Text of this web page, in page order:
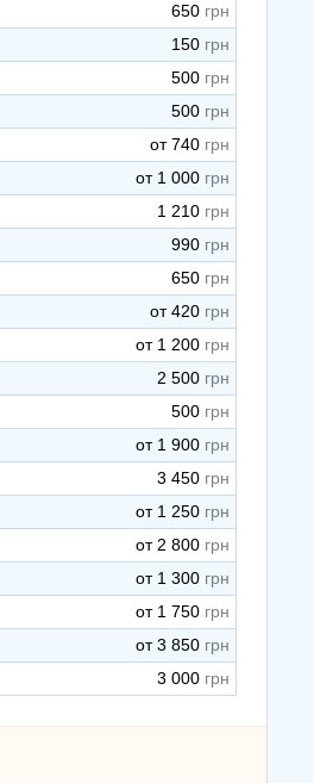
650
150
500
500
от 740
от 1 000
1 210
990
650
от 420
от 1 200
2 500
500
от 1 900
3 450
от 1 250
от 2 800
от 1 300
от 1 750
от 3 850
3 000